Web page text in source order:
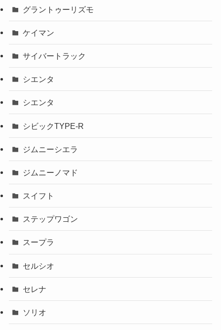
グラントゥーリズモ
ケイマン
サイバートラック
シエンタ
シエンタ
シビックTYPE-R
ジムニーシエラ
ジムニーノマド
スイフト
ステップワゴン
スープラ
セルシオ
セレナ
ソリオ